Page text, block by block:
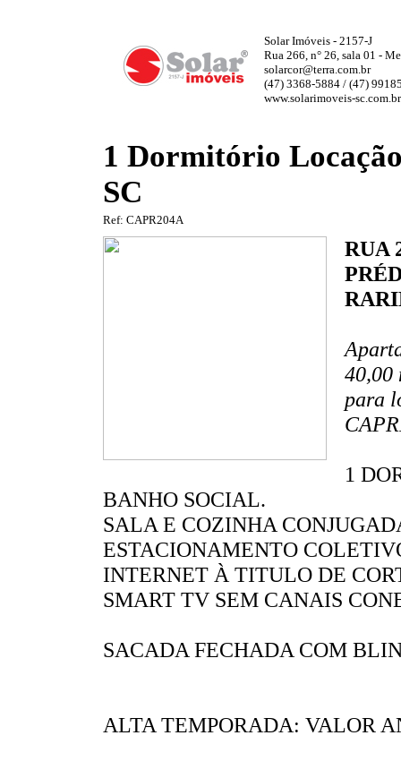
Solar Imóveis - 2157-J
Rua 266, n° 26, sala 01 -
solarcor@terra.com.br
(47) 3368-5884 / (47)
www.solarimoveis-sc.com.br
1 Dormitório
SC
Ref: CAPR204A
RUA
40,00
para
1
BANHO SOCIAL.
SALA E COZINHA
ESTACIONAMENTO
INTERNET À TITULO DE
SMART TV SEM CANAIS
SACADA FECHADA COM
ALTA TEMPORADA: VALOR